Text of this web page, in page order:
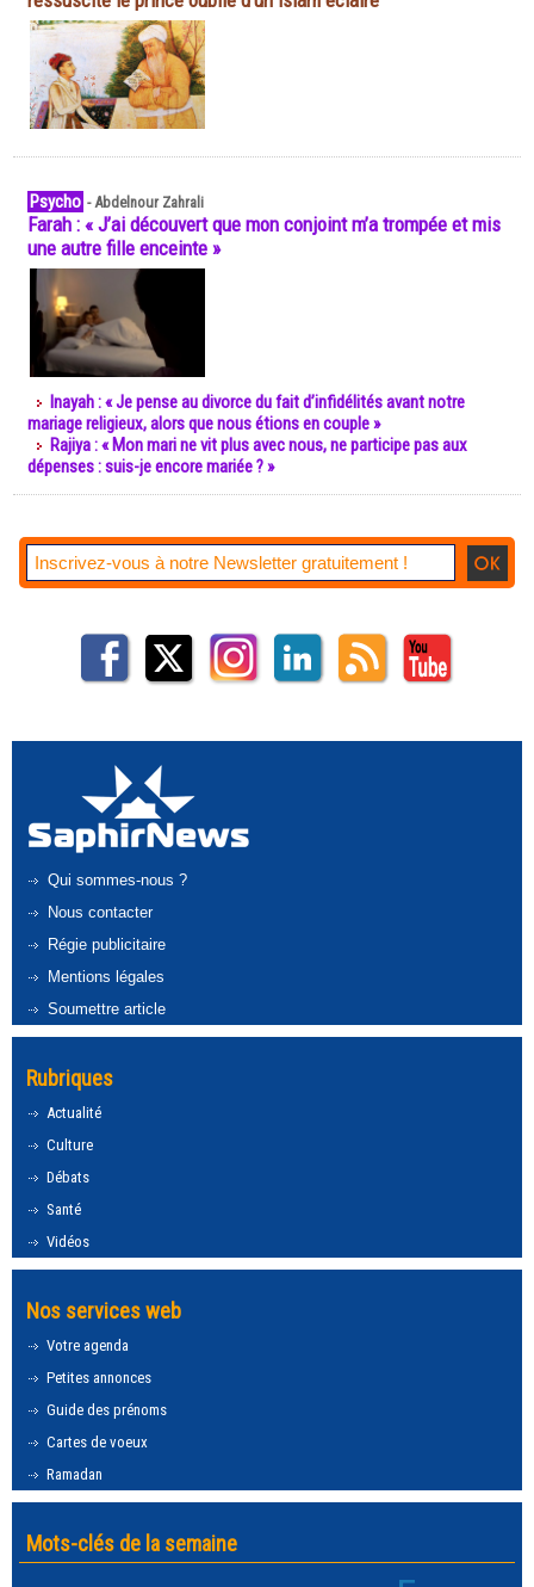
Psycho -Abdelnour Zahrali
Farah : « J’ai découvert que mon conjoint m’a trompée et mis
une autre fille enceinte »
Inayah : « Je pense au divorce du fait d’infidélités avant notre
mariage religieux, alors que nous étions en couple »
Rajiya : « Mon mari ne vit plus avec nous, ne participe pas aux
dépenses : suis-je encore mariée ? »
Qui sommes-nous ?
Nous contacter
Régie publicitaire
Mentions légales
Soumettre article
Rubriques
Actualité
Culture
Débats
Santé
Vidéos
Nos services web
Votre agenda
Petites annonces
Guide des prénoms
Cartes de voeux
Ramadan
Mots-clés de la semaine